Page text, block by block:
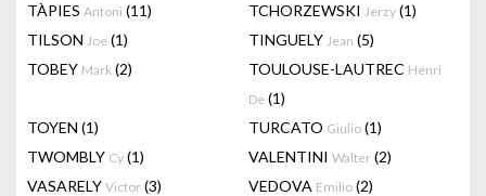
TÀPIES Antoni (11) TCHORZEWSKI Jerzy (1)
TILSON Joe (1) TINGUELY Jean (5)
TOBEY Mark (2) TOULOUSE-LAUTREC Henri
De (1)
TOYEN (1) TURCATO Giulio (1)
TWOMBLY Cy (1) VALENTINI Walter (2)
VASARELY Victor (3) VEDOVA Emilio (2)